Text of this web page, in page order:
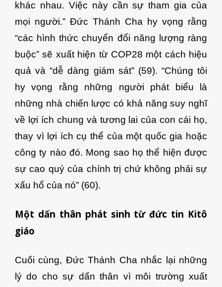
khác nhau. Việc này cần sự tham gia của
mọi người.” Đức Thánh Cha hy vọng rằng
“các hình thức chuyển đổi năng lượng ràng
buộc” sẽ xuất hiện từ COP28 một cách hiệu
quả và “dễ dàng giám sát” (59). “Chúng tôi
hy vọng rằng những người phát biểu là
những nhà chiến lược có khả năng suy nghĩ
về lợi ích chung và tương lai của con cái họ,
thay vì lợi ích cụ thể của một quốc gia hoặc
công ty nào đó. Mong sao họ thể hiện được
sự cao quý của chính trị chứ không phải sự
xấu hổ của nó” (60).
Một dấn thân phát sinh từ đức tin Kitô
giáo
Cuối cùng, Đức Thánh Cha nhắc lại những
lý do cho sự dấn thân vì môi trường xuất